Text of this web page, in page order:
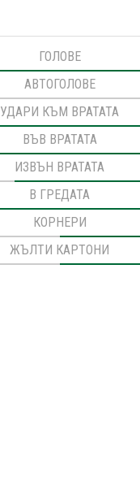
ГОЛОВЕ
АВТОГОЛОВЕ
УДАРИ КЪМ ВРАТАТА
ВЪВ ВРАТАТА
ИЗВЪН ВРАТАТА
В ГРЕДАТА
КОРНЕРИ
ЖЪЛТИ КАРТОНИ